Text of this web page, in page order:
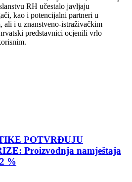
RH učestalo javljaju
kao i potencijalni partneri u
ali i u znanstveno-istraživačkim
predstavnici ocjenili vrlo
POTVRĐUJU
Proizvodnja namještaja
%